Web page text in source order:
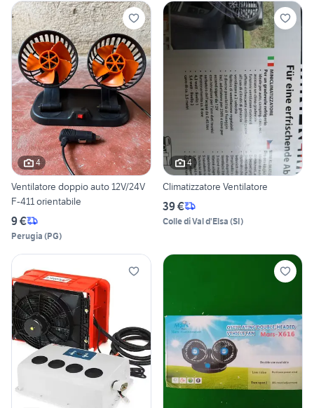
4
Ventilatore doppio auto 12V/24V
F-411 orientabile
9 €
Perugia (PG)
4
Climatizzatore Ventilatore
39 €
Colle di Val d'Elsa (SI)